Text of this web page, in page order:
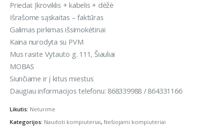
Priedai: Įkroviklis + kabelis + dėžė
Išrašome sąskaitas – faktūras
Galimas pirkimas išsimokėtinai
Kaina nurodyta su PVM
Mus rasite Vytauto g. 111, Šiauliai
MOBAS
Siunčiame ir į kitus miestus
Daugiau informacijos telefonu: 868339988 / 864331166
Likutis: Neturime
Kategorijos: Naudoti kompiuteriai, Nešiojami kompiuteriai